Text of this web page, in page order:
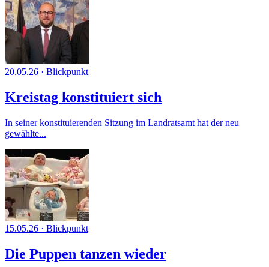
20.05.26 · Blickpunkt
Kreistag konstituiert sich
In seiner konstituierenden Sitzung im Landratsamt hat der neu
gewählte...
15.05.26 · Blickpunkt
Die Puppen tanzen wieder